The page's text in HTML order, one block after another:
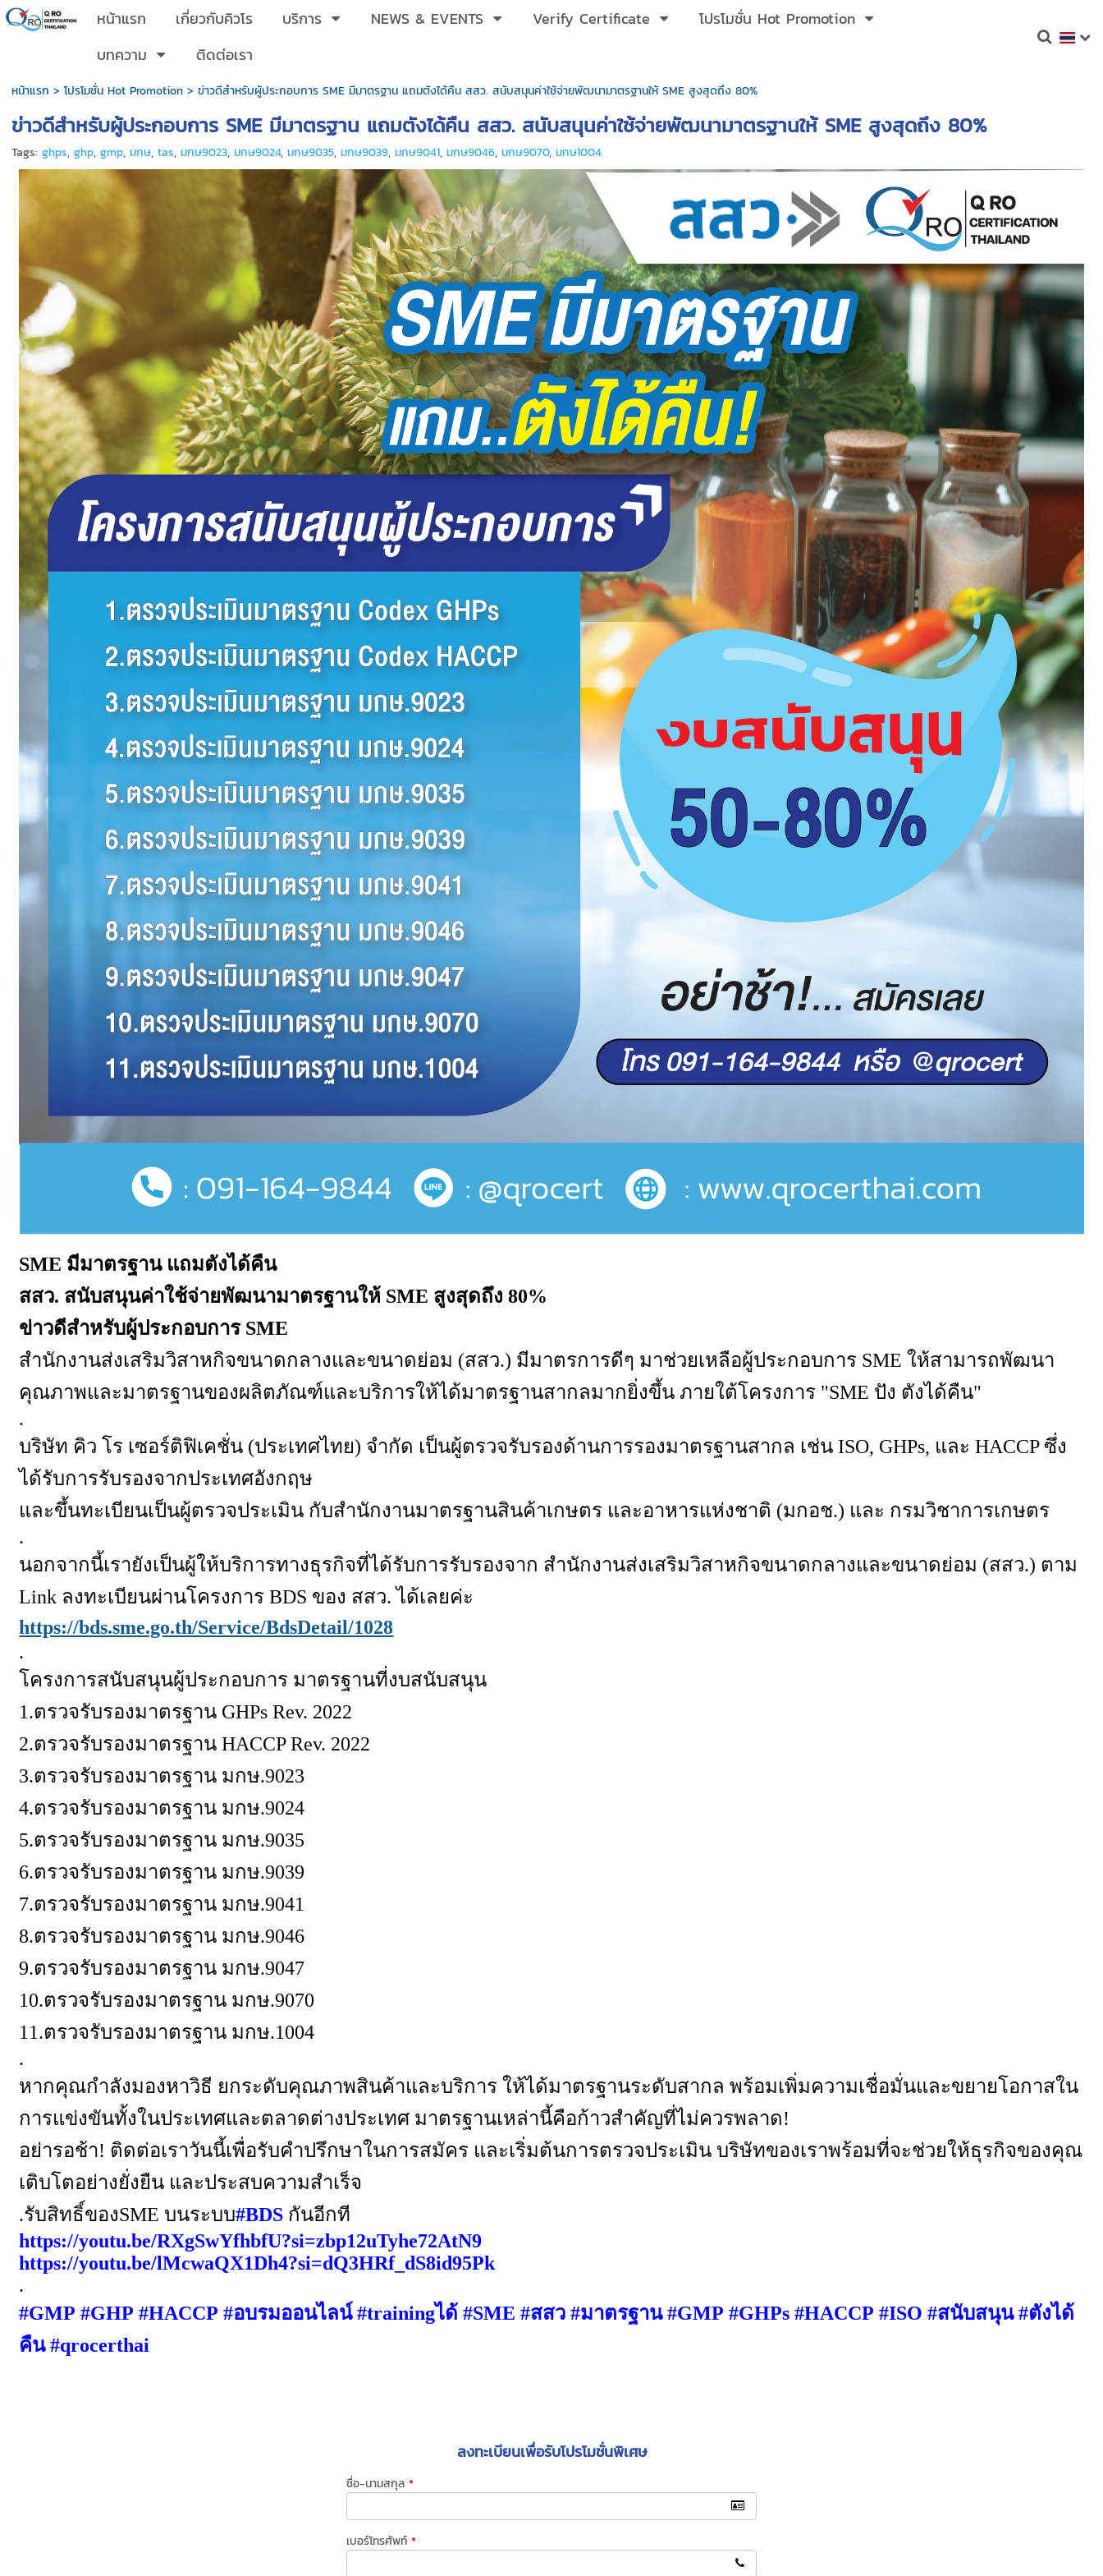
หน้าแรก เกี่ยวกับคิวโร บริการ NEWS & EVENTS Verify Certificate
โปรโมชั่น Hot Promotion
บทความ
ติดต่อเรา
หน้าแรก > โปรโมชั่น Hot Promotion> ข่าวดีสำหรับผู้ประกอบการ SME มีมาตรฐาน แถมตังได้คืน สสว. สนับสนุนค่าใช้จ่ายพัฒนามาตรฐานให้ SME สูงสุดถึง 80%
ข่าวดีสำหรับผู้ประกอบการ SME มีมาตรฐาน แถมตังได้คืน สสว. สนับสนุนค่าใช้จ่ายพัฒนามาตรฐานให้ SME สูงสุดถึง 80%
Tags: ghps, ghp, gmp, มกษ, tas, มกษ9023, มกษ9024, มกษ9035, มกษ9039, มกษ9041, มกษ9046, มกษ9070, มกษ1004
SME มีมาตรฐาน แถมตังได้คืน
สสว. สนับสนุนค่าใช้จ่ายพัฒนามาตรฐานให้ SME สูงสุดถึง80%
ข่าวดีสำหรับผู้ประกอบการ SME
สํานักงานส่งเสริมวิสาหกิจขนาดกลางและขนาดย่อม (สสว.) มีมาตรการดีๆ มาช่วยเหลือผู้ประกอบการ SME ให้สามารถพัฒนา
คุณภาพและมาตรฐานของผลิตภัณฑ์และบริการให้ได้มาตรฐานสากลมากยิ่งขึ้น ภายใต้โครงการ "SME ปัง ตังได้คืน"
.
บริษัท คิว โร เซอร์ติฟิเคชั่น (ประเทศไทย) จำกัด เป็นผู้ตรวจรับรองด้านการรองมาตรฐานสากล เช่น ISO, GHPs, และHACCPซึ่ง
ได้รับการรับรองจากประเทศอังกฤษ
และขึ้นทะเบียนเป็นผู้ตรวจประเมิน กับสำนักงานมาตรฐานสินค้าเกษตร และอาหารแห่งชาติ (มกอช.) และ กรมวิชาการเกษตร
.
นอกจากนี้เรายังเป็นผู้ให้บริการทางธุรกิจที่ได้รับการรับรองจาก สำนักงานส่งเสริมวิสาหกิจขนาดกลางและขนาดย่อม (สสว.) ตาม
Link ลงทะเบียนผ่านโครงการBDS ของ สสว. ได้เลยค่ะ
https://bds.sme.go.th/Service/BdsDetail/1028
.
โครงการสนับสนุนผู้ประกอบการ มาตรฐานที่งบสนับสนุน
1.ตรวจรับรองมาตรฐาน GHPs Rev. 2022
2.ตรวจรับรองมาตรฐานHACCP Rev. 2022
3.ตรวจรับรองมาตรฐาน มกษ.9023
4.ตรวจรับรองมาตรฐาน มกษ.9024
5.ตรวจรับรองมาตรฐาน มกษ.9035
6.ตรวจรับรองมาตรฐาน มกษ.9039
7.ตรวจรับรองมาตรฐาน มกษ.9041
8.ตรวจรับรองมาตรฐาน มกษ.9046
9.ตรวจรับรองมาตรฐาน มกษ.9047
10.ตรวจรับรองมาตรฐาน มกษ.9070
11.ตรวจรับรองมาตรฐาน มกษ.1004
.
หากคุณกำลังมองหาวิธี ยกระดับคุณภาพสินค้าและบริการ ให้ได้มาตรฐานระดับสากล พร้อมเพิ่มความเชื่อมั่นและขยายโอกาสใน
การแข่งขันทั้งในประเทศและตลาดต่างประเทศ มาตรฐานเหล่านี้คือก้าวสำคัญที่ไม่ควรพลาด!
อย่ารอช้า! ติดต่อเราวันนี้เพื่อรับคำปรึกษาในการสมัคร และเริ่มต้นการตรวจประเมิน บริษัทของเราพร้อมที่จะช่วยให้ธุรกิจของคุณ
เติบโตอย่างยั่งยืน และประสบความสำเร็จ
.รับสิทธิ์ของSME บนระบบ#BDS กันอีกที
https://youtu.be/RXgSwYfhbfU?si=zbp12uTyhe72AtN9
https://youtu.be/lMcwaQX1Dh4?si=dQ3HRf_dS8id95Pk
.
#GMP #GHP #HACCP #อบรมออนไลน์ #trainingได้ #SME #สสว #มาตรฐาน #GMP #GHPs #HACCP #ISO #สนับสนุน #ตังได้
คืน #qrocerthai
ลงทะเบียนเพื่อรับโปรโมชั่นพิเศษ
ชื่อ-นามสกุล *
เบอร์โทรศัพท์ *